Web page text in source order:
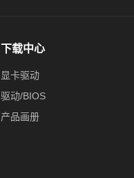
下载中心
显卡驱动
驱动/BIOS
产品画册